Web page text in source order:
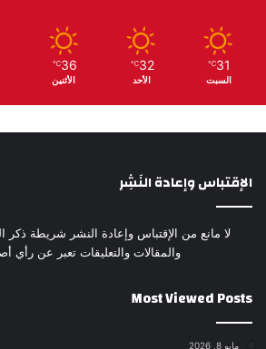
31
℃
السبت
32
℃
الأحد
36
℃
الأثنين
الإقتباس وإعادة النَشِر
لا مانع من الإقتباس وإعادة النشر شريطة ذكر
والمقالات والتعليقات تعبر عن رأي
Most Viewed Posts
مايو 8, 2026